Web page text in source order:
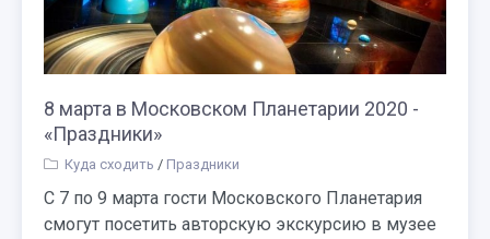
8 марта в Московском Планетарии 2020 -
«Праздники»
Куда сходить / Праздники
С 7 по 9 марта гости Московского Планетария
смогут посетить авторскую экскурсию в музее